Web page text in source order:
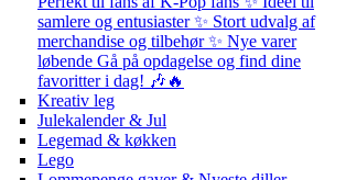
samlere og entusiaster ✨ Stort udvalg af
merchandise og tilbehør ✨ Nye varer
løbende Gå på opdagelse og find dine
favoritter i dag! 🎶🔥
Kreativ leg
Julekalender & Jul
Legemad & køkken
Lego